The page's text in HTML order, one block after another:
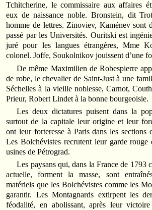
Tchitcherine, le commissaire aux affaires
eux de naissance noble. Bronstein, dit
homme de lettres. Zinoviev, Kaménev sont
passé par les Universités. Ouritski est
juré pour les langues étrangères, Mme
colonel. Joffe, Soukolnikov jouissent d’une
De même Maximilien de Robespierre
de robe, le chevalier de Saint-Just à une
Séchelles à la vieille noblesse, Carnot,
Prieur, Robert Lindet à la bonne bourgeoisie.
Les deux dictatures puisent dans la
surtout de la capitale leur origine et leur
ont leur forteresse à Paris dans les sections
Les Bolchévistes recrutent leur garde rouge
usines de Pétrograd.
Les paysans qui, dans la France de 1793
actuelle, forment la masse, sont
matériels que les Bolchévistes comme les
garantir. Les Montagnards extirpent les
féodalité, en abolissant, après leur